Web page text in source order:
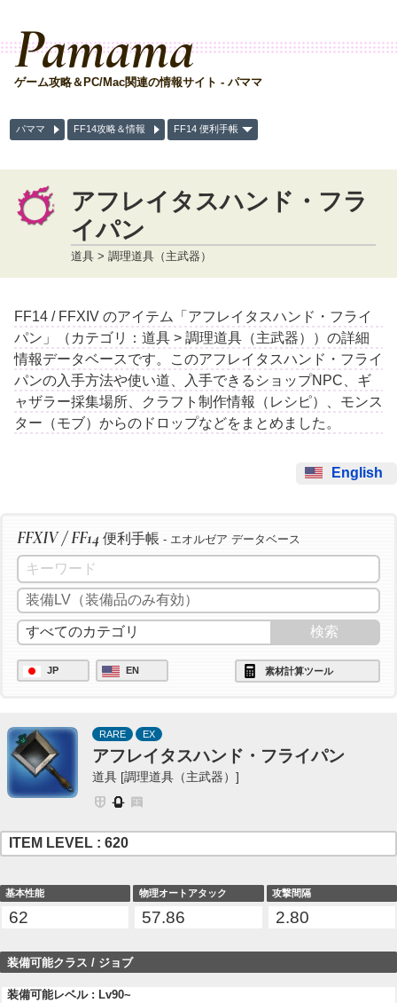
Pamama
ゲーム攻略＆PC/Mac関連の情報サイト - パママ
パママ FF14攻略＆情報 FF14 便利手帳
アフレイタスハンド・フラ
イパン
道具 > 調理道具（主武器）
FF14 / FFXIV のアイテム「アフレイタスハンド・フライ
パン」（カテゴリ：道具 > 調理道具（主武器））の詳細
情報データベースです。このアフレイタスハンド・フライ
パンの入手方法や使い道、入手できるショップNPC、ギ
ャザラー採集場所、クラフト制作情報（レシピ）、モンス
ター（モブ）からのドロップなどをまとめました。
English
FFXIV / FF14 便利手帳 - エオルゼア データベース
JP EN 素材計算ツール
RARE EX
アフレイタスハンド・フライパン
道具 [調理道具（主武器）]
ITEM LEVEL : 620
基本性能
62
物理オートアタック
57.86
攻撃間隔
2.80
装備可能クラス / ジョブ
装備可能レベル : Lv90~